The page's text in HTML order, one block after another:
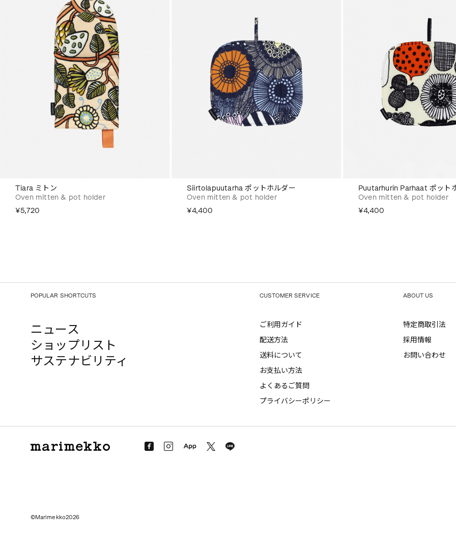
Tiara ミトン
Oven mitten & pot holder
¥5,720
Siirtolapuutarha ポットホルダー
Oven mitten & pot holder
¥4,400
Puutarhurin Parhaat ポット
Oven mitten & pot holder
¥4,400
POPULAR SHORTCUTS
ニュース
ショップリスト
サステナビリティ
CUSTOMER SERVICE
ご利用ガイド
配送方法
送料について
お支払い方法
よくあるご質問
プライバシーポリシー
ABOUT US
特定商取引法
採用情報
お問い合わせ
©Marimekko2026